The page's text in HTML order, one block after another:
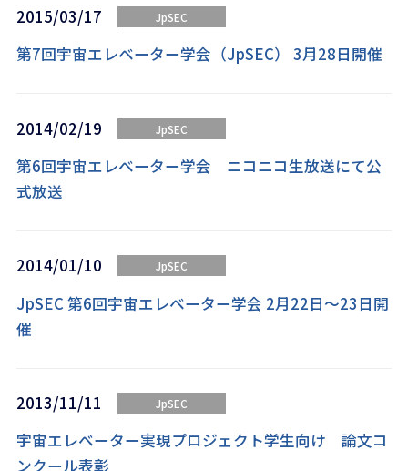
2015/03/17 JpSEC
第7回宇宙エレベーター学会（JpSEC） 3月28日開催
2014/02/19 JpSEC
第6回宇宙エレベーター学会 ニコニコ生放送にて公
式放送
2014/01/10 JpSEC
JpSEC 第6回宇宙エレベーター学会 2月22日～23日開
催
2013/11/11 JpSEC
宇宙エレベーター実現プロジェクト学生向け 論文コ
ンクール表彰